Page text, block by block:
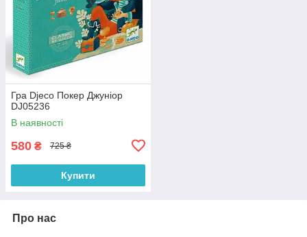
Гра Djeco Покер Джуніор
DJ05236
В наявності
580 ₴ 725 ₴
Купити
Про нас